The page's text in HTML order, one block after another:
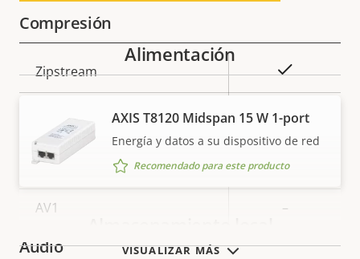
Compresión
Descripción
de
la
propiedad
Zipstream
H.264
Baseline,
High, Main
H.265 –
AV1 –
Audio VISUALIZAR MÁS
Alimentación
AXIS T8120 Midspan 15 W 1-port
Energía y datos a su dispositivo de red
Recomendado para este producto